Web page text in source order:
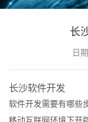
长
日
长沙软件开发
软件开发需要有哪些